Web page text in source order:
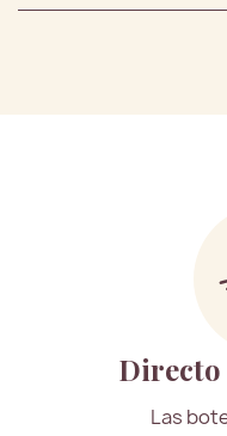
Las